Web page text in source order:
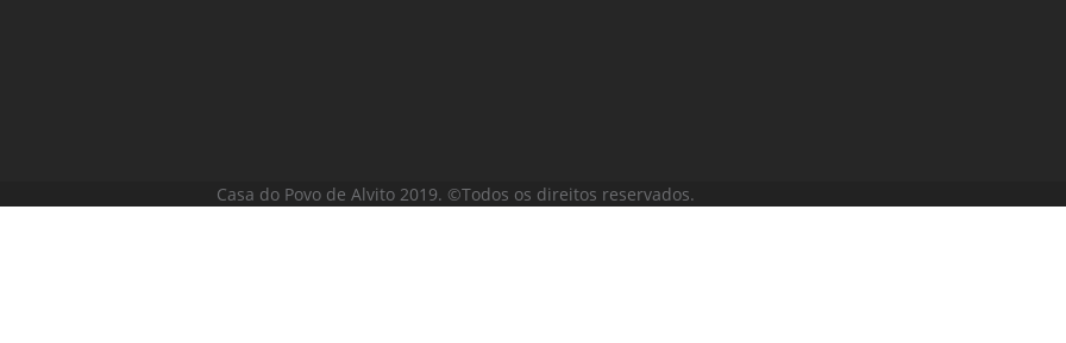
Casa do Povo de Alvito 2019. ©Todos os direitos reservados.